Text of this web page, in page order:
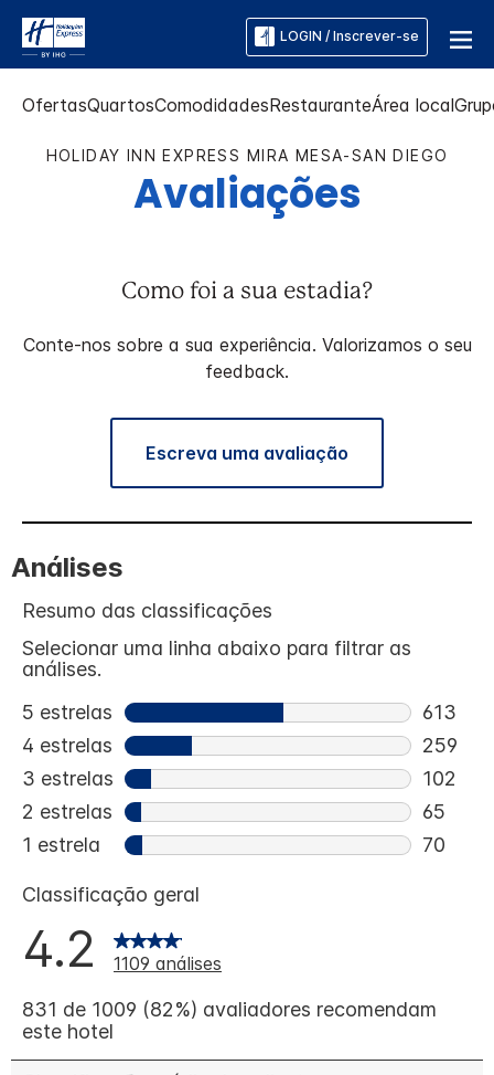
LOGIN / Inscrever-se
OfertasQuartosComodidadesRestauranteÁrea local
HOLIDAY INN EXPRESS MIRA MESA-SAN DIEGO
Avaliações
Como foi a sua estadia?
Conte-nos sobre a sua experiência. Valorizamos o seu
feedback.
Escreva uma avaliação